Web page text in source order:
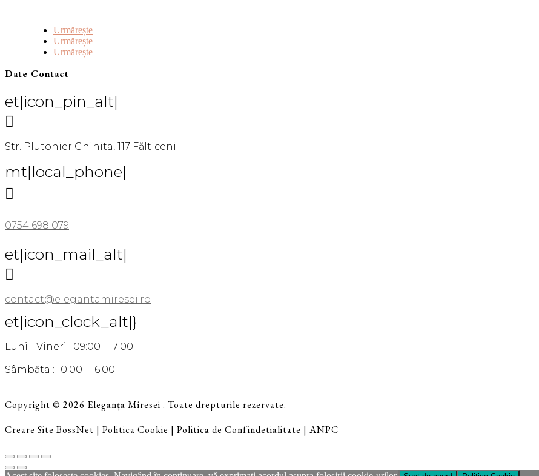
Urmărește
Urmărește
Urmărește
Date Contact
et|icon_pin_alt|

Str. Plutonier Ghinita, 117 Fălticeni
mt|local_phone|

0754 698 079
et|icon_mail_alt|

contact@elegantamiresei.ro
et|icon_clock_alt|}
Luni - Vineri : 09:00 - 17:00
Sâmbăta : 10:00 - 16:00
Copyright © 2026 Eleganța Miresei . Toate drepturile rezervate.
Creare Site BossNet | Politica Cookie | Politica de Confindetialitate | ANPC